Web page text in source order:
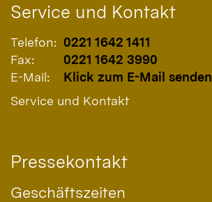
Service und Kontakt
Telefon: 0221 1642 1411
Fax:
0221 1642 3990
E-Mail:
Klick zum E-Mail senden
Service und Kontakt
Pressekontakt
Geschäftszeiten